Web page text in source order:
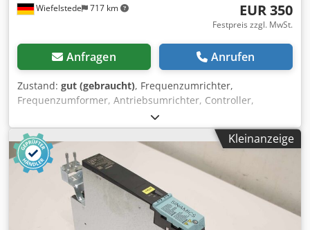
Wiefelstede 717 km EUR 350
Festpreis zzgl. MwSt.
Anfragen Anrufen
Zustand: gut (gebraucht), Frequenzumrichter,
Frequenzumformer, Antriebsumrichter, Controller,
Variable Speed Drive, Single Motor Module, Double Motor
Module -Hersteller: Siemens, Sinamics Double Motor
Module -Typ: 6SL3120-2TE13-OADO Cjdpfx Asxnkanok Aeha
-Eingang: DC 510-720 V 7,2A -Ausgang: 3 AC 0-480 V 3A/3A
0-550 Hz A -Anzahl: 8x Modul vorhanden -Preis: pro Stück -
Abmessungen: 420/50/H270 mm -Gewicht: 4,6 kg/St.
Kleinanzeige